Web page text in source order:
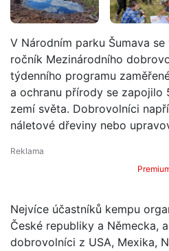
V Národním parku Šumava
ročník Mezinárodního
týdenního programu
a ochranu přírody se zapojilo
zemí světa. Dobrovolníci
náletové dřeviny nebo
Nejvíce účastníků kempu
České republiky a Německa,
dobrovolníci z USA, Mexika,